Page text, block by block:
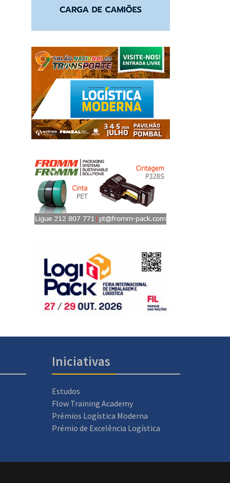
Iniciativas
Estudos
Flow Training Academy
Prémios Logística Moderna
Prémio de Excelência Logística